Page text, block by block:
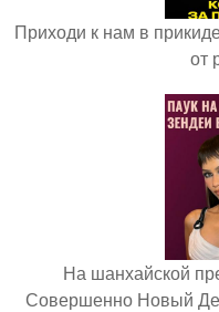
Приходи к нам в
от
На шанхайской
Совершенно Новый